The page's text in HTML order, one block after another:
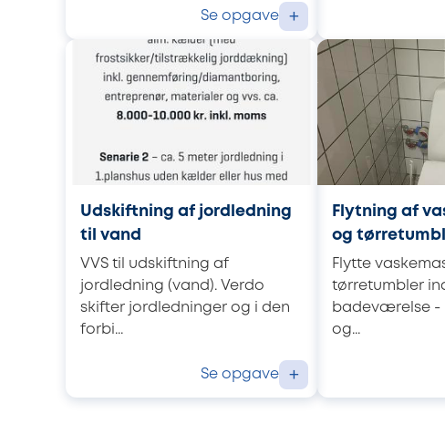
Se opgave +
Udskiftning af jordledning
til vand
VVS til udskiftning af
jordledning (vand). Verdo
skifter jordledninger og i den
forbi...
Se opgave +
Flytning af
og
Flytte
tørretumbler
badeværelse -
og...